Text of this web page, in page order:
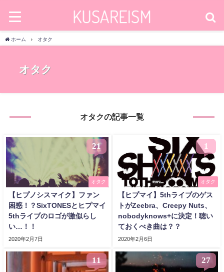
ホーム オタク
オタク
オタクの記事一覧
21
オタク
【ヒプノシスマイク】ファン
困惑！？SixTONESとヒプマイ
5thライブのロゴが激似らし
い…！！
2020年2月7日
1
オタク
【ヒプマイ】5thライブのゲス
トがZeebra、Creepy Nuts、
nobodyknows+に決定！聴い
ておくべき曲は？？
2020年2月6日
11 27